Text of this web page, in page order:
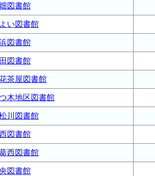
図書館
い図書館
図書館
図書館
茶屋図書館
木地区図書館
川図書館
図書館
西図書館
図書館